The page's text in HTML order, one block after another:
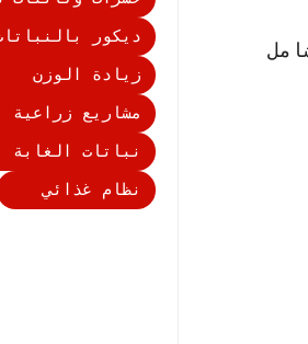
ديكور
زيادة الوزن
مشاريع زراعية
نباتات الغابة
نظام غذائي